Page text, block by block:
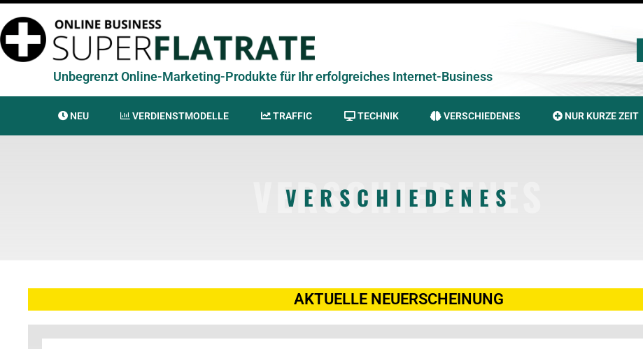
Unbegrenzt Online-Marketing-Produkte für Ihr erfolgreiches Internet-Business
NEU VERDIENSTMODELLE TRAFFIC TECHNIK VERSCHIEDENES NUR KURZE ZEIT
VERSCHIEDENES
VERSCHIEDENES
AKTUELLE NEUERSCHEINUNG